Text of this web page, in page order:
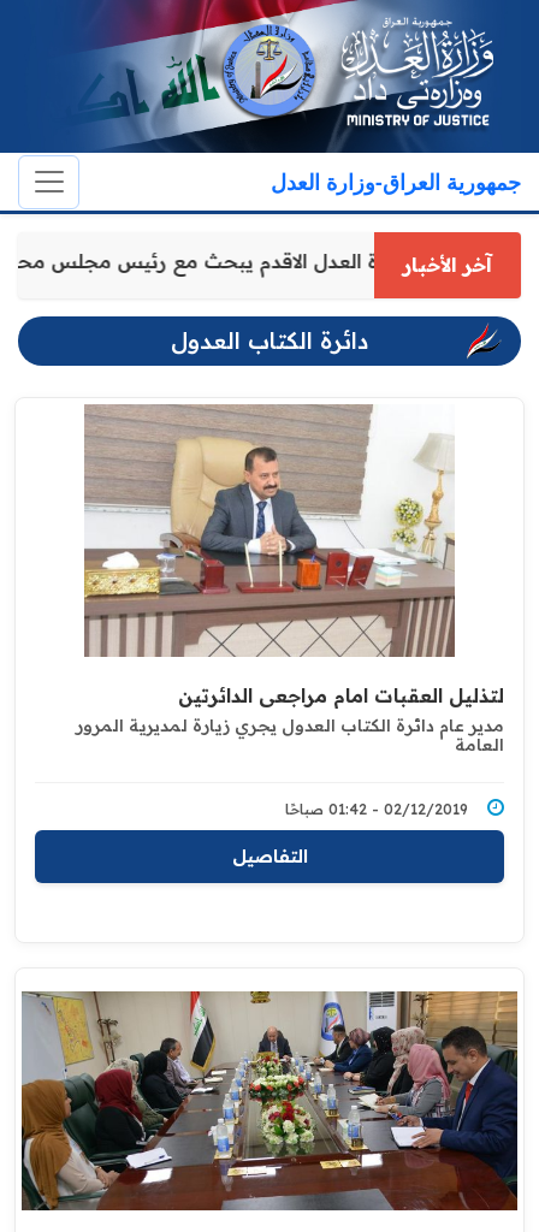
جمهورية العراق-وزارة العدل
آخر الأخباروكيل وزارة العدل الاقدم يبحث مع رئيس مجلس
دائرة الكتاب العدول
لتذليل العقبات امام مراجعي الدائرتين
مدير عام دائرة الكتاب العدول يجري زيارة لمديرية المرور
العامة
02/12/2019 - 01:42 صباحًا
التفاصيل